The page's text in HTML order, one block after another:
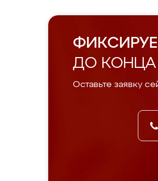
ДО КОНЦА
Оставьте заявку